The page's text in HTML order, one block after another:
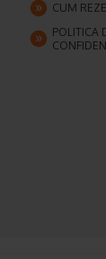
CUM
POLITICA